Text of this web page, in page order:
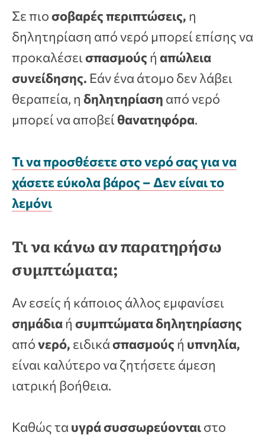
Σε πιοσοβαρές περιπτώσεις, η
δηλητηρίαση από νερό μπορεί επίσης να
προκαλέσεισπασμούς ή απώλεια
συνείδησης. Εάν ένα άτομο δεν λάβει
θεραπεία, η δηλητηρίαση από νερό
μπορεί να αποβείθανατηφόρα.
Τι να προσθέσετε στο νερό σας για να
χάσετε εύκολα βάρος – Δεν είναι το
λεμόνι
Τι να κάνω αν παρατηρήσω
συμπτώματα;
Αν εσείς ή κάποιος άλλος εμφανίσει
σημάδια ή συμπτώματα δηλητηρίασης
απόνερό, ειδικάσπασμούς ή υπνηλία,
είναι καλύτερο να ζητήσετε άμεση
ιατρική βοήθεια.
Καθώς τα υγρά συσσωρεύονταιστο